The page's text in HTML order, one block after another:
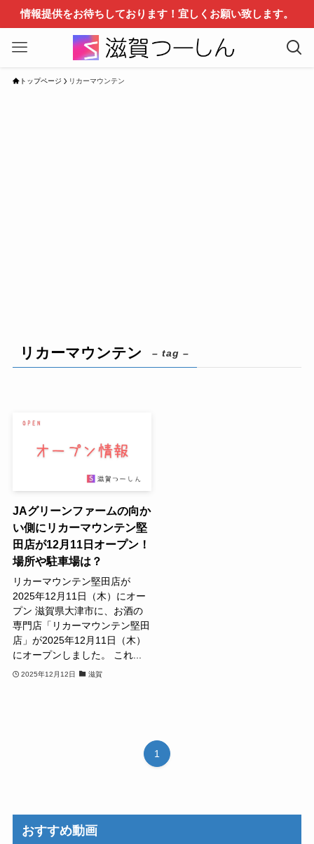
情報提供をお待ちしております！宜しくお願い致します。
トップページ リカーマウンテン
リカーマウンテン – tag –
JAグリーンファームの向か
い側にリカーマウンテン堅
田店が12月11日オープン！
場所や駐車場は？
リカーマウンテン堅田店が
2025年12月11日（木）にオー
プン 滋賀県大津市に、お酒の
専門店「リカーマウンテン堅田
店」が2025年12月11日（木）
にオープンしました。 これ...
2025年12月12日 滋賀
1
おすすめ動画